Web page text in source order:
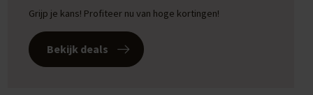
Grijp je kans! Profiteer nu van hoge kortingen!
Bekijk deals